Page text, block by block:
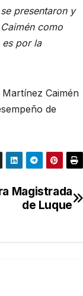
presentaron y
como
por la
Caimén
de
Magistrada
de Luque